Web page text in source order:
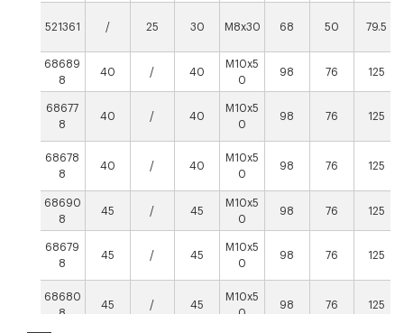
521361 / 25 30 M8x30 68 50 79.5
68689
8
40 / 40
M10x5
0
98 76 125
68677
8
40 / 40
M10x5
0
98 76 125
68678
8
40 / 40
M10x5
0
98 76 125
68690
8
45 / 45
M10x5
0
98 76 125
68679
8
45 / 45
M10x5
0
98 76 125
68680
8
45 / 45
M10x5
0
98 76 125